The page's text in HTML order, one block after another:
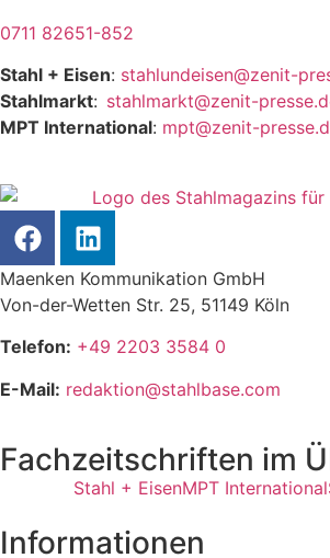
0711 82651-852
Stahl + Eisen: stahlundeisen@zenit-
Stahlmarkt: stahlmarkt@zenit-
MPT International: mpt@zenit-
Maenken Kommunikation GmbH
Von-der-Wetten Str. 25, 51149 Köln
Telefon: +49 2203 3584 0
E-Mail: redaktion@stahlbase.com
Fachzeitschriften im
Stahl + EisenMPT International
Informationen